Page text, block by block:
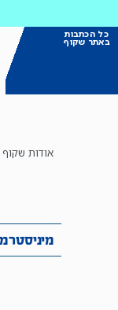
כל הכתבות
באתר שקוף
אודות שקוף